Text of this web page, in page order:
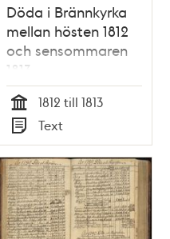
Döda i Brännkyrka
mellan hösten 1812
och sensommaren
1813
Tid
1812 till 1813
Typ
Text